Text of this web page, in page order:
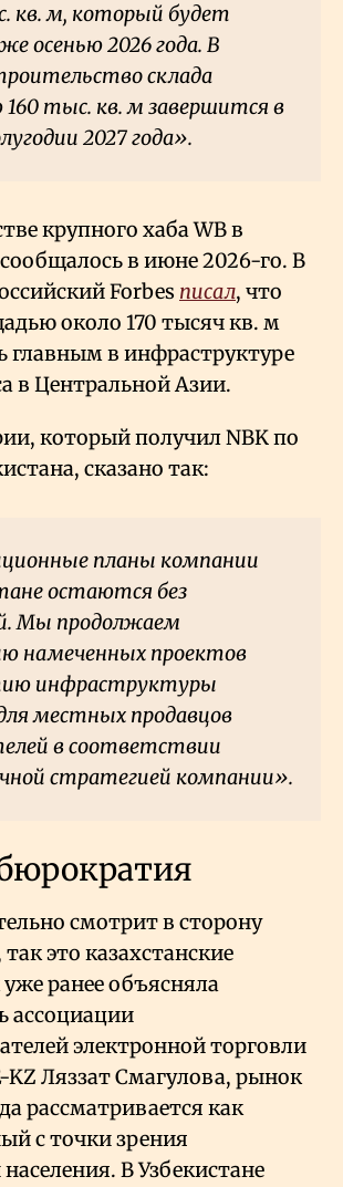
кв. м, который будет
осенью 2026 года. В
склада
тыс. кв. м завершится в
2027 года».
крупного хаба WB в
в июне 2026-го. В
Forbes писал, что
около 170 тысяч кв. м
главным в инфраструктуре
в Центральной Азии.
который получил NBK по
сказано так:
планы компании
остаются без
Мы продолжаем
намеченных проектов
инфраструктуры
местных продавцов
в соответствии
стратегией компании».
смотрит в сторону
это казахстанские
ранее объясняла
ассоциации
электронной торговли
KZ Ляззат Смагулова, рынок
рассматривается как
с точки зрения
В Узбекистане